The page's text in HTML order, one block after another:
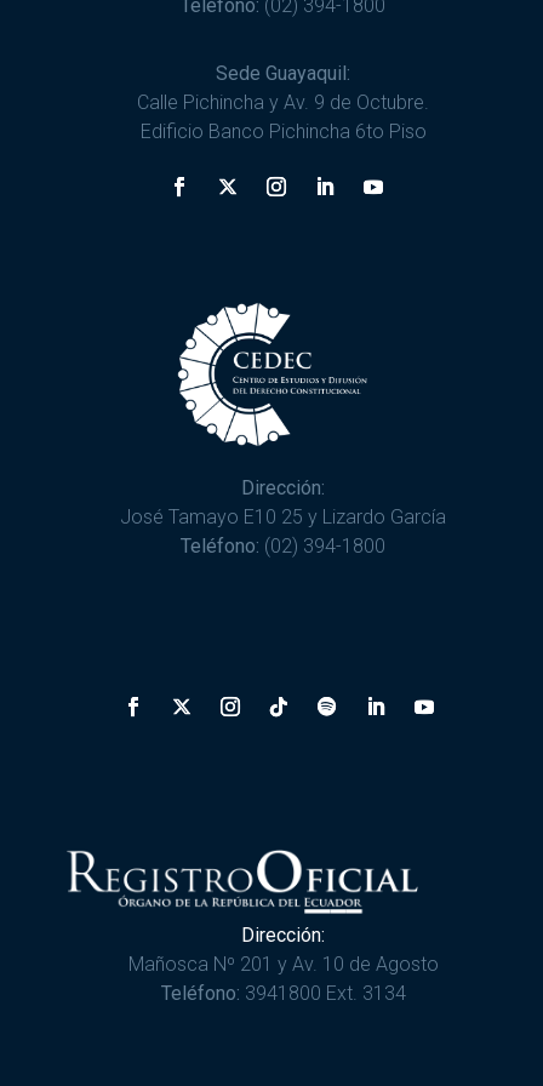
Teléfono: (02) 394-1800
Sede Guayaquil:
Calle Pichincha y Av. 9 de Octubre.
Edificio Banco Pichincha 6to Piso
Dirección:
José Tamayo E10 25 y Lizardo García
Teléfono: (02) 394-1800
Dirección:
Mañosca Nº 201 y Av. 10 de Agosto
Teléfono: 3941800 Ext. 3134